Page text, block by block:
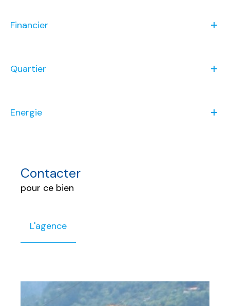
Financier
Quartier
Energie
Contacter
pour ce bien
L'agence